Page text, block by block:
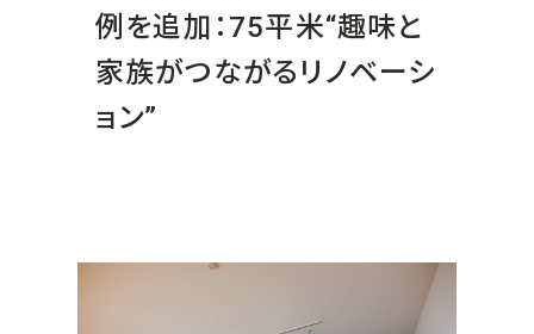
例を追加：75平米“趣味と
家族がつながるリノベーシ
ョン”